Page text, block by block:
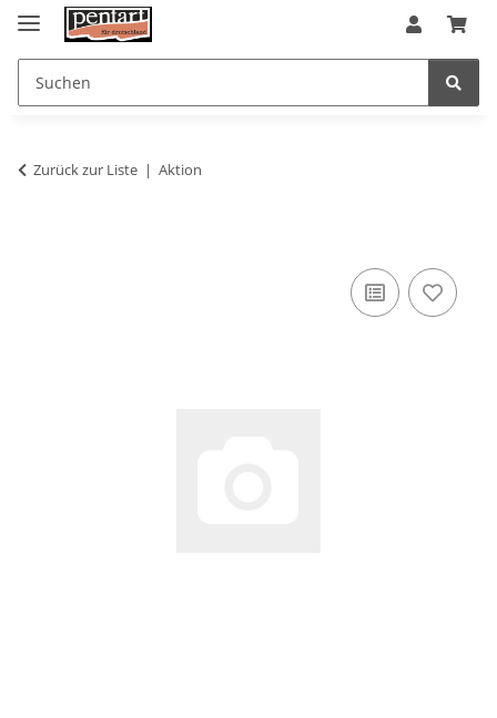
Zurück zur Liste Aktion